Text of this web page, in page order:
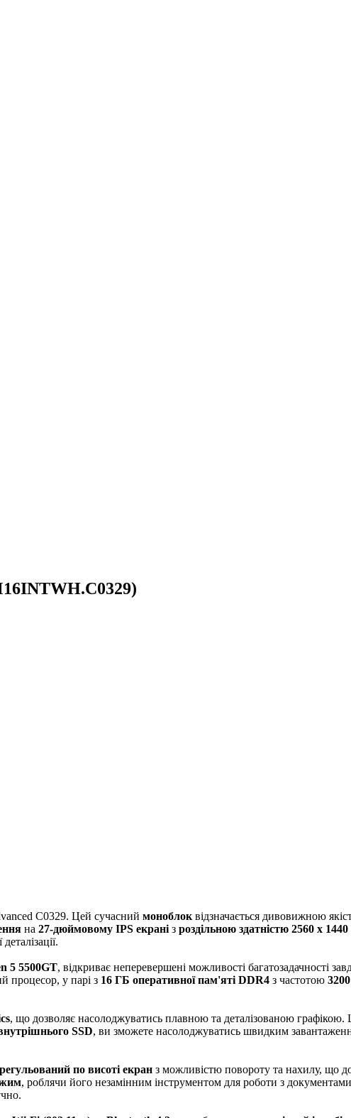
C0329. Цей сучасний моноблок відзначається дивовижною
на 27-дюймовому IPS екрані з роздільною здатністю 2560 x
5 5500GT, відкриває неперевершені можливості багатозадачності
процесор, у парі з 16 ГБ оперативної пам'яті DDR4 з частотою
, що дозволяє насолоджуватись плавною та деталізованою
SSD, ви зможете насолоджуватись швидким
регульований по висоті екран з можливістю повороту та нахилу, що
, роблячи його незамінним інструментом для роботи з